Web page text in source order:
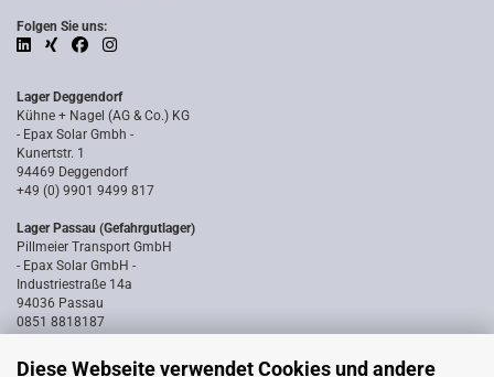
Diese Webseite verwendet Cookies und andere
Folgen Sie uns:
Lager Deggendorf
Kühne + Nagel (AG & Co.) KG
- Epax Solar Gmbh -
Kunertstr. 1
94469 Deggendorf
+49 (0) 9901 9499 817
Lager Passau (Gefahrgutlager)
Pillmeier Transport GmbH
- Epax Solar GmbH -
Industriestraße 14a
94036 Passau
0851 8818187